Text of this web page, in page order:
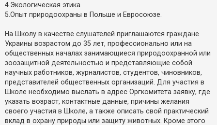
4.Экологическая этика
5.Опыт природоохраны в Польше и Евросоюзе.
На Школу в качестве слушателей приглашаются граждане
Украины возрастом до 35 лет, профессионально или на
общественных началах занимающиеся природоохранной или
зоозащитной деятельностью и представляющие собой
научных работников, журналистов, студентов, чиновников,
представителей общественных организаций. Для участия в
Школе необходимо выслать в адрес Оргкомитета заявку, где
указать возраст, контактные данные, причины желания
своего участия в Школе, а также описать свой практический
вклад в охрану природы или защиту животных. Кроме этого